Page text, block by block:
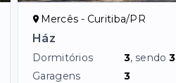
Mercês - Curitiba/PR
Ház
Dormitórios 3, sendo3
Garagens
3